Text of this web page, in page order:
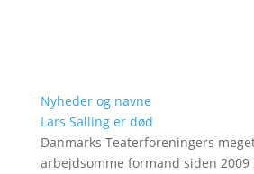
Nyheder og navne
Lars Salling er død
Danmarks Teaterforeningers
arbejdsomme formand siden 2009